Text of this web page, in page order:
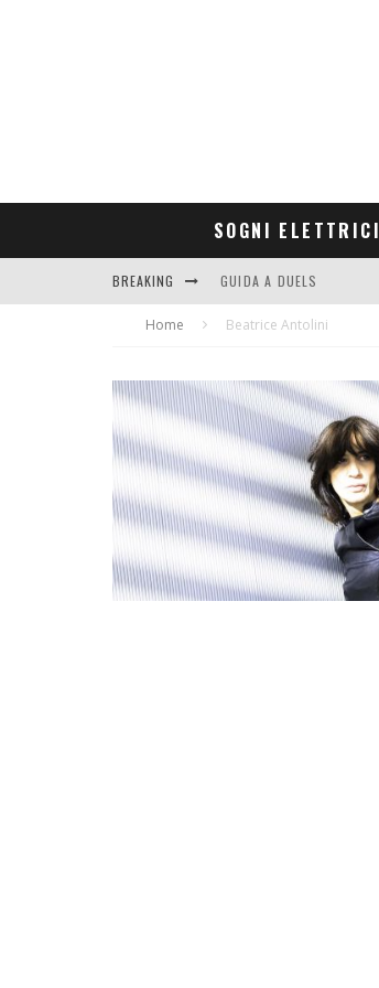
SOGNI ELETTRICI
BREAKING GUIDA A DUELS
CONTRIBUTORS
Home Beatrice Antolini